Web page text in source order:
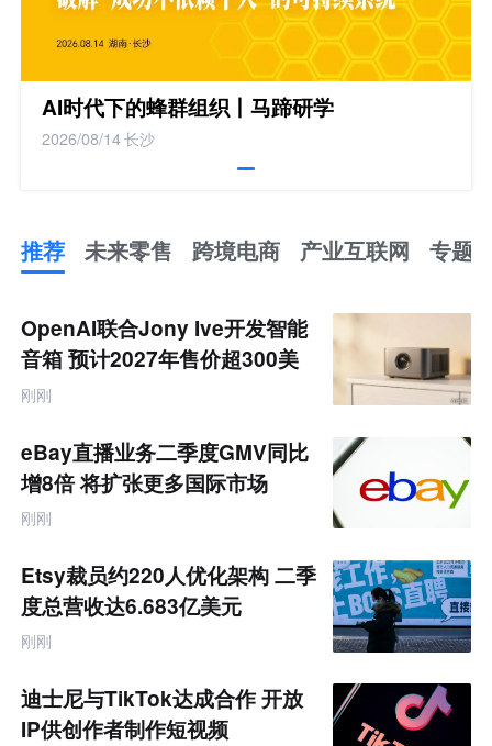
AI时代下的蜂群组织丨马蹄研学
2026/08/14长沙
推荐 未来零售 跨境电商 产业互联网 专题
来
零
售
跨
境
产
业
互
联
网
OpenAI联合Jony Ive开发智能
音箱 预计2027年售价超300美
元
刚刚
eBay直播业务二季度GMV同比
增8倍 将扩张更多国际市场
刚刚
Etsy裁员约220人优化架构 二季
度总营收达6.683亿美元
刚刚
迪士尼与TikTok达成合作 开放
IP供创作者制作短视频